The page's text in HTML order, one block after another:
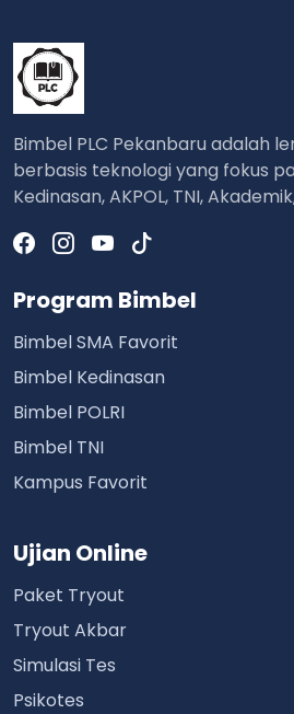
Bimbel PLC Pekanbaru adalah
berbasis teknologi yang fokus
Kedinasan, AKPOL, TNI,
Program Bimbel
Bimbel SMA Favorit
Bimbel Kedinasan
Bimbel POLRI
Bimbel TNI
Kampus Favorit
Ujian Online
Paket Tryout
Tryout Akbar
Simulasi Tes
Psikotes